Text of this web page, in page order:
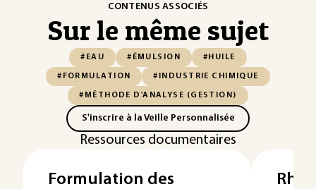
CONTENUS ASSOCIÉS
Sur le même sujet
#EAU #ÉMULSION #HUILE
#FORMULATION #INDUSTRIE CHIMIQUE
#MÉTHODE D'ANALYSE (GESTION)
S'inscrire à la Veille Personnalisée
Ressources documentaires
Formulation des